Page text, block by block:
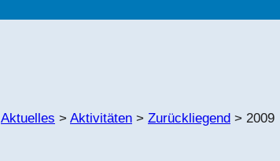
Aktuelles > Aktivitäten > Zurückliegend > 2009